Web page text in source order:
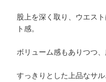
股上を深く取り、ウエス
ト感。
ボリューム感もありつつ
すっきりとした上品なサル